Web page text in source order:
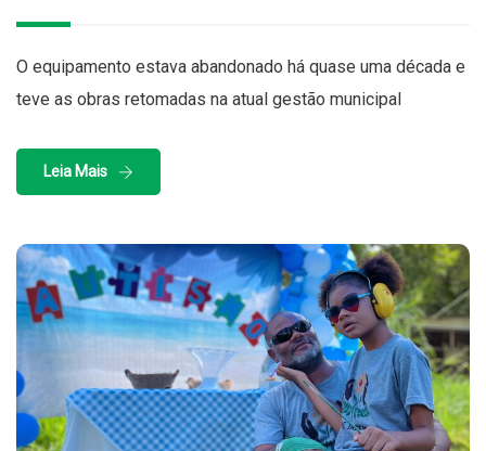
O equipamento estava abandonado há quase uma década e
teve as obras retomadas na atual gestão municipal
Leia Mais